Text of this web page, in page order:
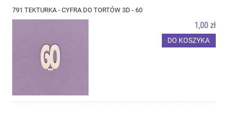
791 TEKTURKA - CYFRA DO TORTÓW 3D - 60
1,00 zł
DO KOSZYKA